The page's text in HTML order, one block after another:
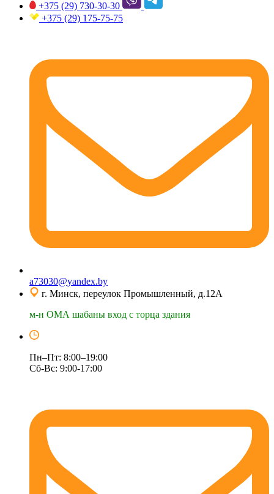
+375 (29) 730-30-30
+375 (29) 175-75-75
a73030@yandex.by
г. Минск, переулок Промышленный, д.12А
м-н ОМА шабаны вход с торца здания
Пн–Пт: 8:00–19:00
Сб-Вс: 9:00-17:00